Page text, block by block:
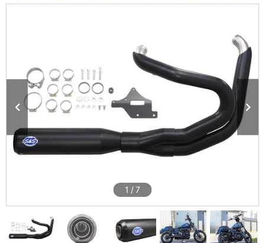
1 /7